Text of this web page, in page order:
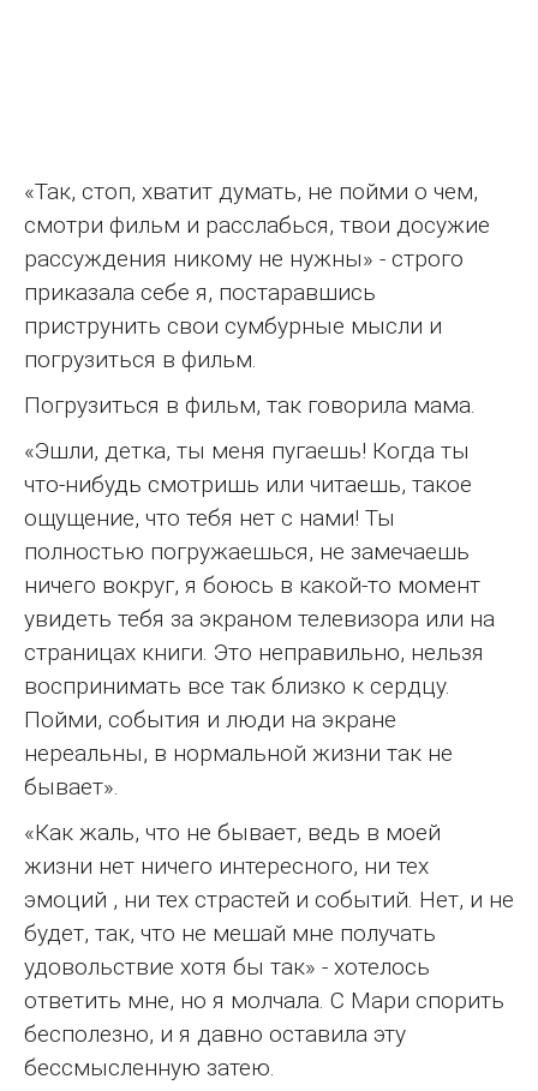
«Так, стоп, хватит думать, не пойми о чем,
смотри фильм и расслабься, твои досужие
рассуждения никому не нужны» - строго
приказала себе я, постаравшись
приструнить свои сумбурные мысли и
погрузиться в фильм.
Погрузиться в фильм, так говорила мама.
«Эшли, детка, ты меня пугаешь! Когда ты
что-нибудь смотришь или читаешь, такое
ощущение, что тебя нет с нами! Ты
полностью погружаешься, не замечаешь
ничего вокруг, я боюсь в какой-то момент
увидеть тебя за экраном телевизора или на
страницах книги. Это неправильно, нельзя
воспринимать все так близко к сердцу.
Пойми, события и люди на экране
нереальны, в нормальной жизни так не
бывает».
«Как жаль, что не бывает, ведь в моей
жизни нет ничего интересного, ни тех
эмоций , ни тех страстей и событий. Нет, и не
будет, так, что не мешай мне получать
удовольствие хотя бы так» - хотелось
ответить мне, но я молчала. С Мари спорить
бесполезно, и я давно оставила эту
бессмысленную затею.